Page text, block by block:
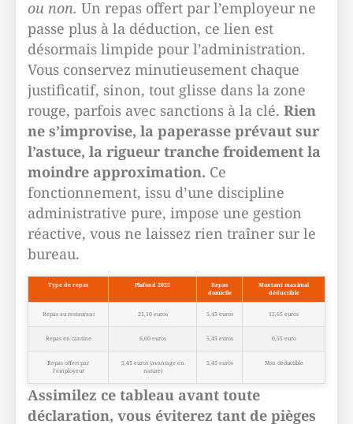
ou non. Un repas offert par l’employeur ne
passe plus à la déduction, ce lien est
désormais limpide pour l’administration.
Vous conservez minutieusement chaque
justificatif, sinon, tout glisse dans la zone
rouge, parfois avec sanctions à la clé. Rien
ne s’improvise, la paperasse prévaut sur
l’astuce, la rigueur tranche froidement la
moindre approximation. Ce
fonctionnement, issu d’une discipline
administrative pure, impose une gestion
réactive, vous ne laissez rien traîner sur le
bureau.
Type de repas Plafond 2025
Repas
domicile
Montant maximal
déductible
Repas au restaurant 21,10 euros 5,45 euros 15,65 euros
Repas en cantine 6,00 euros 5,45 euros 0,55 euro
Repas offert par
l’employeur
5,45 euros (avantage en
nature)
5,45 euros Non déductible
Assimilez ce tableau avant toute
déclaration, vous éviterez tant de pièges